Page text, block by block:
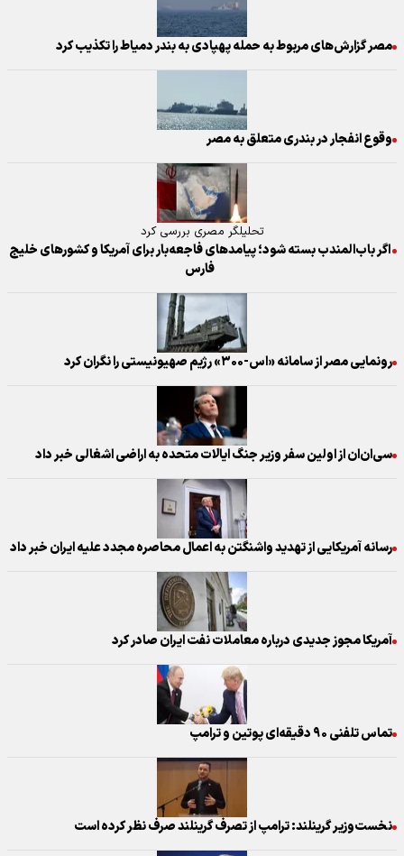
مصر گزارش‌های مربوط به حمله پهپادی به بندر دمیاط را تکذیب کرد
وقوع انفجار در بندری متعلق به مصر
تحلیلگر مصری بررسی کرد
اگر باب‌المندب بسته شود؛ پیامدهای فاجعه‌بار برای آمریکا و کشورهای خلیج
فارس
رونمایی مصر از سامانه «اس-۳۰۰» رژیم صهیونیستی را نگران کرد
سی‌ان‌ان از اولین سفر وزیر جنگ ایالات متحده به اراضی اشغالی خبر داد
رسانه آمریکایی از تهدید واشنگتن به اعمال محاصره مجدد علیه ایران خبر داد
آمریکا مجوز جدیدی درباره معاملات نفت ایران صادر کرد
تماس تلفنی ۹۰ دقیقه‌ای پوتین و ترامپ
نخست‌وزیر گرینلند: ترامپ از تصرف گرینلند صرف نظر کرده است